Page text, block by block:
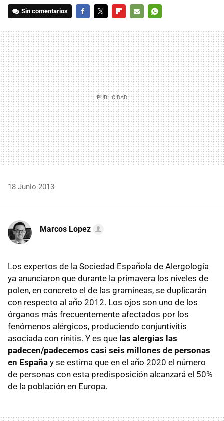
Sin comentarios
MAIL
18 Junio 2013
Marcos Lopez
Los expertos de la Sociedad Española de Alergología
ya anunciaron que durante la primavera los niveles de
polen, en concreto el de las gramíneas, se duplicarán
con respecto al año 2012. Los ojos son uno de los
órganos más frecuentemente afectados por los
fenómenos alérgicos, produciendo conjuntivitis
asociada con rinitis. Y es que las alergias las
padecen/padecemos casi seis millones de personas
en España y se estima que en el año 2020 el número
de personas con esta predisposición alcanzará el 50%
de la población en Europa.